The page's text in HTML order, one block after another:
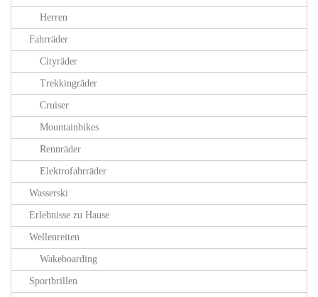
Herren
Fahrräder
Cityräder
Trekkingräder
Cruiser
Mountainbikes
Rennräder
Elektrofahrräder
Wasserski
Erlebnisse zu Hause
Wellenreiten
Wakeboarding
Sportbrillen